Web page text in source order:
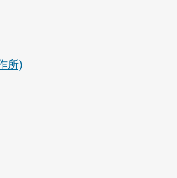
所)